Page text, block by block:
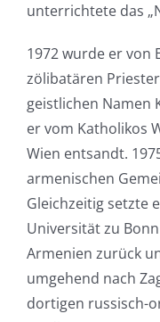
unterrichtete das
1972 wurde er von
zölibatären
geistlichen Namen
er vom Katholikos
Wien entsandt.
armenischen
Gleichzeitig setzte
Universität zu
Armenien zurück
umgehend nach
dortigen russisch-